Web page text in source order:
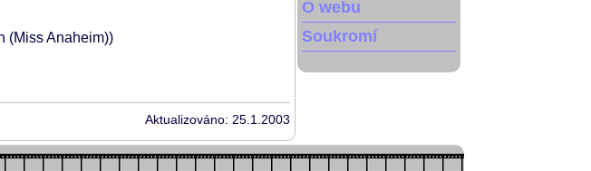
(Miss Anaheim))
Aktualizováno: 25.1.2003
O webu
Soukromí